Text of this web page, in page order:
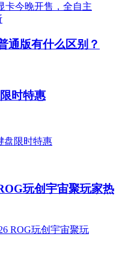
通版有什么区别？
时特惠
玩创宇宙聚玩家热